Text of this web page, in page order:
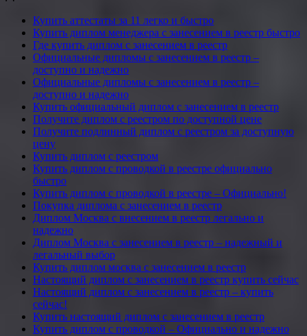
Купить аттестаты за 11 легко и быстро
Купить диплом менеджера с занесением в реестр быстро
Где купить диплом с занесением в реестр
Официальные дипломы с занесением в реестр –
доступно и надежно
Официальные дипломы с занесением в реестр –
доступно и надежно
Купить официальный диплом с занесением в реестр
Получите диплом с реестром по доступной цене
Получите подлинный диплом с реестром за доступную
цену
Купить диплом с реестром
Купить диплом с проводкой в реестре официально
быстро
Купить диплом с проводкой в реестре – Официально!
Покупка диплома с занесением в реестр
Диплом Москва с внесением в реестр легально и
надежно
Диплом Москва с занесением в реестр – надежный и
легальный выбор
Купить диплом москва с занесением в реестр
Настоящий диплом с занесением в реестр купить сейчас
Настоящий диплом с занесением в реестр – купить
сейчас!
Купить настоящий диплом с занесением в реестр
Купить диплом с проводкой – Официально и надежно